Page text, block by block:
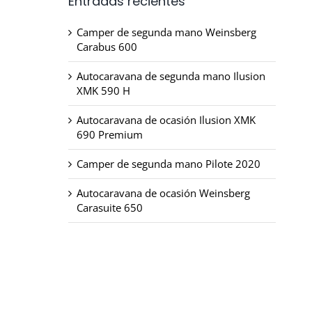
Camper de segunda mano Weinsberg
Carabus 600
Autocaravana de segunda mano Ilusion
XMK 590 H
Autocaravana de ocasión Ilusion XMK
690 Premium
Camper de segunda mano Pilote 2020
Autocaravana de ocasión Weinsberg
Carasuite 650